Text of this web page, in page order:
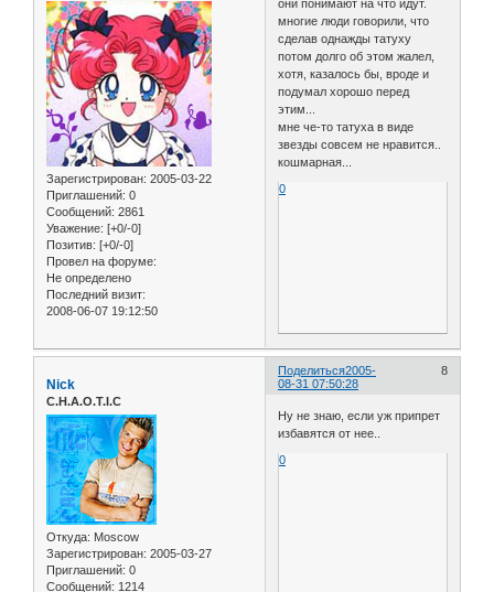
Зарегистрирован: 2005-03-22
Приглашений: 0
Сообщений: 2861
Уважение: [+0/-0]
Позитив: [+0/-0]
Провел на форуме:
Не определено
Последний визит:
2008-06-07 19:12:50
они понимают на что идут.
многие люди говорили, что
сделав однажды татуху
потом долго об этом жалел,
хотя, казалось бы, вроде и
подумал хорошо перед
этим...
мне че-то татуха в виде
звезды совсем не нравится..
кошмарная...
0
Поделиться 8
2005-
08-31 07:50:28
Nick
C.H.A.O.T.I.C
Откуда: Moscow
Зарегистрирован: 2005-03-27
Приглашений: 0
Сообщений: 1214
Ну не знаю, если уж припрет
избавятся от нее..
0